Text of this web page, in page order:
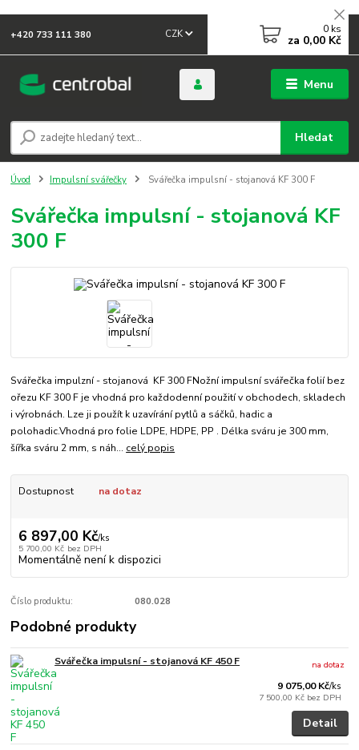
Menu
CZK
Hledat
+420 733 111 380 0 ks
za 0,00 Kč
Úvod Impulsní svářečky Svářečka impulsní - stojanová KF 300 F
Svářečka impulsní - stojanová KF
300 F
Svářečka impulzní - stojanová KF 300 FNožní impulsní svářečka folií bez
ořezu KF 300 F je vhodná pro každodenní použití v obchodech, skladech
i výrobnách. Lze ji použít k uzavírání pytlů a sáčků, hadic a
polohadic.Vhodná pro folie LDPE, HDPE, PP . Délka sváru je 300 mm,
šířka sváru 2 mm, s náh... celý popis
Dostupnost na dotaz
6 897,00 Kč/ks
5 700,00 Kč bez DPH
Momentálně není k dispozici
Číslo produktu: 080.028
Podobné produkty
Svářečka impulsní - stojanová KF 450 F
9 075,00 Kč/ks
7 500,00 Kč bez DPH
na dotaz
Detail